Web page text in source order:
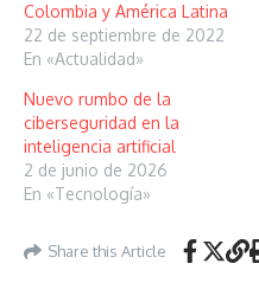
Colombia y América Latina
22 de septiembre de 2022
En «Actualidad»
Nuevo rumbo de la
ciberseguridad en la
inteligencia artificial
2 de junio de 2026
En «Tecnología»
Share this Article